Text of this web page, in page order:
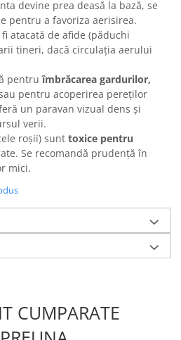
devine prea deasă la bază, se
pentru a favoriza aerisirea.
fi atacată de afide (păduchi
tineri, dacă circulația aerului
pentruîmbrăcarea gardurilor,
pentru acoperirea pereților
un paravan vizual dens și
verii.
roșii) sunt toxice pentru
Se recomandă prudență în
mici.
CUMPARATE